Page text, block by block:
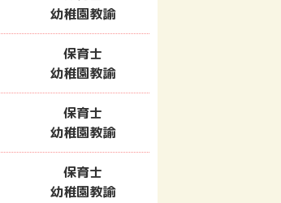
幼稚園教諭
保育士
幼稚園教諭
保育士
幼稚園教諭
保育士
幼稚園教諭